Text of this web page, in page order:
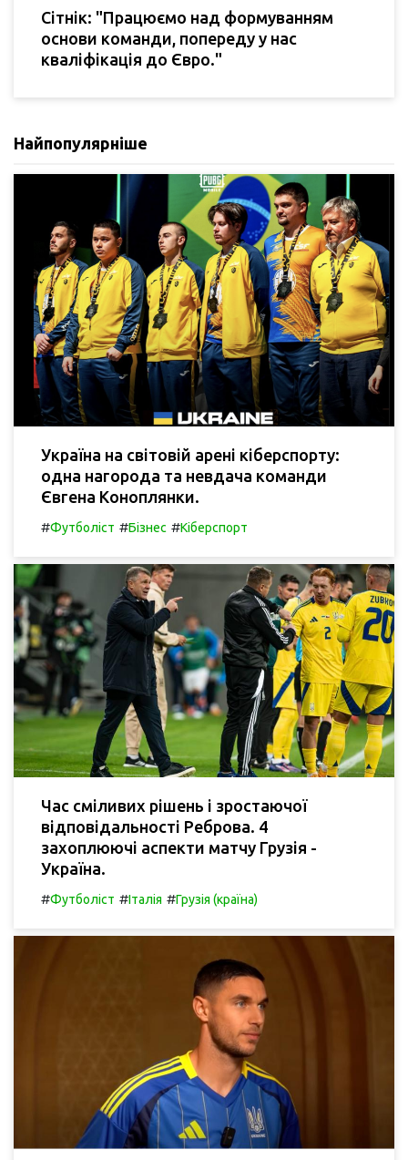
Сітнік: "Працюємо над формуванням
основи команди, попереду у нас
кваліфікація до Євро."
Найпопулярніше
Україна на світовій арені кіберспорту:
одна нагорода та невдача команди
Євгена Коноплянки.
#Футболіст #Бізнес #Кіберспорт
Час сміливих рішень і зростаючої
відповідальності Реброва. 4
захоплюючі аспекти матчу Грузія -
Україна.
#Футболіст #Італія #Грузія (країна)